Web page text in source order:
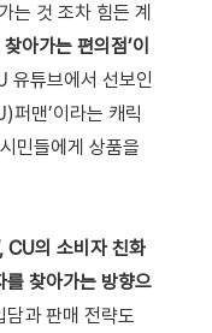
는 것 조차 힘든 계
아가는 편의점’이
유튜브에서 선보인
퍼맨’이라는 캐릭
민들에게 상품을
CU의 소비자 친화
찾아가는 방향으
과 판매 전략도